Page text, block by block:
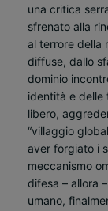
una critica
sfrenato alla
al terrore della
diffuse, dallo
dominio
identità e delle
libero,
“villaggio
aver forgiato i
meccanismo
difesa – allora
umano,